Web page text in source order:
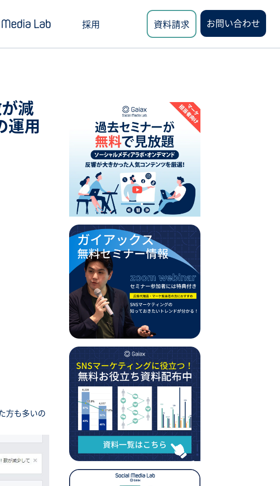
資料ダウンロード
Media Lab講座
採用 資料請求 お問い合わせ
減
運用
方も多いの